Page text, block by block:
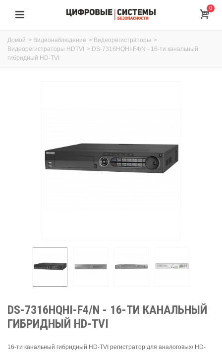
0
Домой > Видеонаблюдение > Видеорегистраторы >
Видеорегистраторы HDTVI
> DS-7316HQHI-F4/N - 16-ти канальный
гибридный HD-TVI
DS-7316HQHI-F4/N - 16-ТИ КАНАЛЬНЫЙ
ГИБРИДНЫЙ HD-TVI
16-ти канальный гибридный HD-TVI регистратор для аналоговых/ HD-